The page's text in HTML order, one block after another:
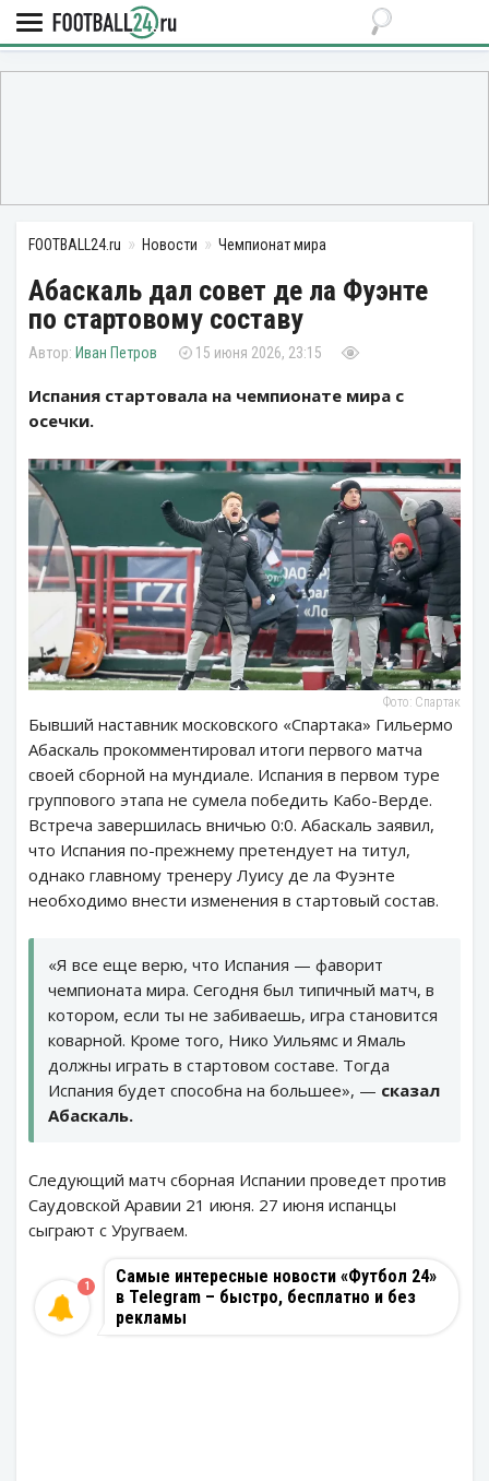
FOOTBALL24.ru Новости Чемпионат мира
Абаскаль дал совет де ла Фуэнте
по стартовому составу
Иван Петров 15 июня 2026, 23:15
Испания стартовала на чемпионате мира с
осечки.
Фото: Спартак
Бывший наставник московского «Спартака» Гильермо
Абаскаль прокомментировал итоги первого матча
своей сборной на мундиале. Испания в первом туре
группового этапа не сумела победить Кабо-Верде.
Встреча завершилась вничью 0:0. Абаскаль заявил,
что Испания по-прежнему претендует на титул,
однако главному тренеру Луису де ла Фуэнте
необходимо внести изменения в стартовый состав.
«Я все еще верю, что Испания — фаворит
чемпионата мира. Сегодня был типичный матч, в
котором, если ты не забиваешь, игра становится
коварной. Кроме того, Нико Уильямс и Ямаль
должны играть в стартовом составе. Тогда
Испания будет способна на большее», — сказал
Абаскаль.
Следующий матч сборная Испании проведет против
Саудовской Аравии 21 июня. 27 июня испанцы
сыграют с Уругваем.
Самые интересные новости «Футбол 24»
в Telegram – быстро, бесплатно и без
рекламы
1